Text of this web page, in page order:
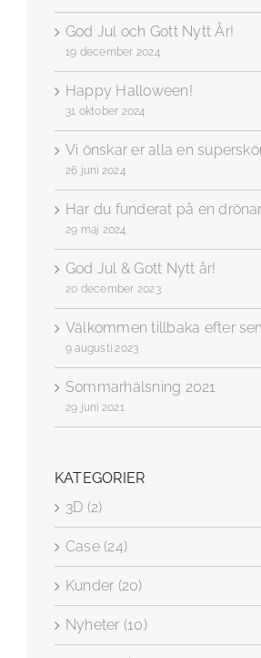
God Jul och Gott Nytt År!
19 december 2024
Happy Halloween!
31 oktober 2024
Vi önskar er alla en
26 juni 2024
Har du funderat på en
29 maj 2024
God Jul & Gott Nytt år!
20 december 2023
Välkommen tillbaka efter
9 augusti 2023
Sommarhälsning 2021
29 juni 2021
KATEGORIER
3D (2)
Case (24)
Kunder (20)
Nyheter (10)